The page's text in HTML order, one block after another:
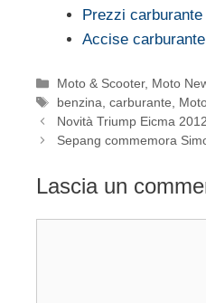
Prezzi
Accise
Categorie
Moto & Scooter, Moto
Tag
benzina,carburante,
Novità Triump Eicma
Sepang commemora
Lascia un